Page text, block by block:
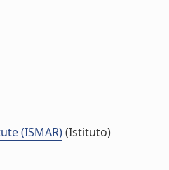
(ISMAR)(Istituto)